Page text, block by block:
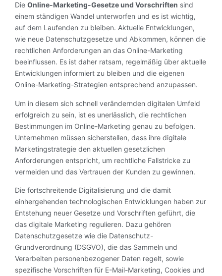
Die Online-Marketing-Gesetze und Vorschriften sind
einem ständigen Wandel unterworfen und es ist wichtig,
auf dem Laufenden zu bleiben. Aktuelle Entwicklungen,
wie neue Datenschutzgesetze und Abkommen, können die
rechtlichen Anforderungen an das Online-Marketing
beeinflussen. Es ist daher ratsam, regelmäßig über aktuelle
Entwicklungen informiert zu bleiben und die eigenen
Online-Marketing-Strategien entsprechend anzupassen.
Um in diesem sich schnell verändernden digitalen Umfeld
erfolgreich zu sein, ist es unerlässlich, die rechtlichen
Bestimmungen im Online-Marketing genau zu befolgen.
Unternehmen müssen sicherstellen, dass ihre digitale
Marketingstrategie den aktuellen gesetzlichen
Anforderungen entspricht, um rechtliche Fallstricke zu
vermeiden und das Vertrauen der Kunden zu gewinnen.
Die fortschreitende Digitalisierung und die damit
einhergehenden technologischen Entwicklungen haben zur
Entstehung neuer Gesetze und Vorschriften geführt, die
das digitale Marketing regulieren. Dazu gehören
Datenschutzgesetze wie die Datenschutz-
Grundverordnung (DSGVO), die das Sammeln und
Verarbeiten personenbezogener Daten regelt, sowie
spezifische Vorschriften für E-Mail-Marketing, Cookies und